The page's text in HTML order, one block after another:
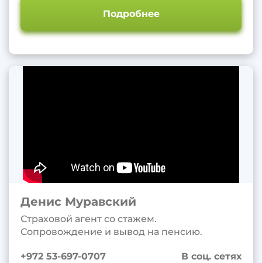
Подробнее
Денис Муравский
Страховой агент со стажем.
Сопровождение и вывод на пенсию.
+972 53-697-0707
В соц. сетях